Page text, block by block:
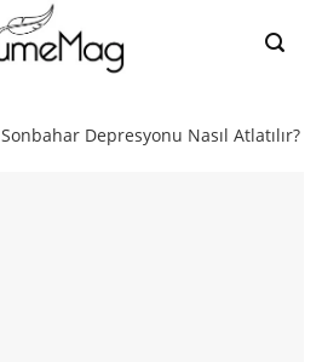
Sonbahar Depresyonu Nasıl Atlatılır?